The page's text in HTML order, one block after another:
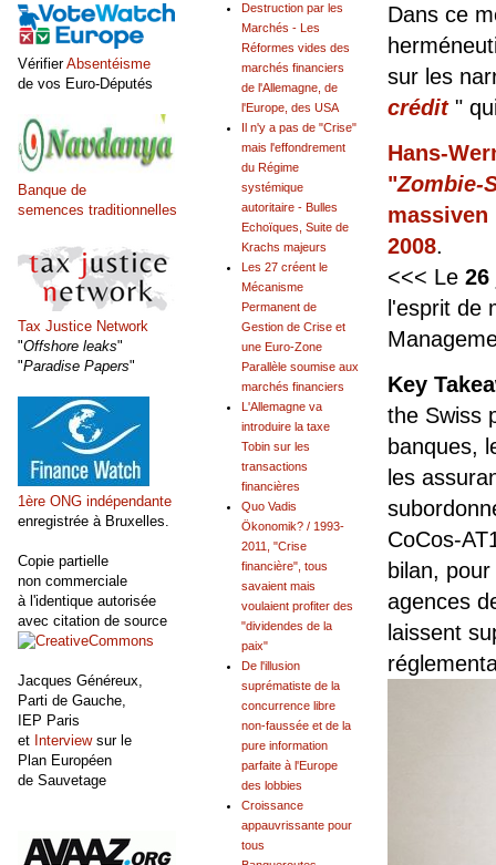
Dans ce
sur les
crédit "
Hans-
"Zombie-
2008.
<<< Le 26
l'esprit de
Key
the
banques,
les
CoCos-
bilan,
agences
laissent
Destruction par les
Marchés - Les
Réformes vides des
marchés financiers
de l'Allemagne, de
l'Europe, des USA
Il n'y a pas de "Crise"
mais l'effondrement
du Régime
systémique
autoritaire - Bulles
Echoïques, Suite de
Krachs majeurs
Les 27 créent le
Mécanisme
Permanent de
Gestion de Crise et
une Euro-Zone
Parallèle soumise aux
marchés financiers
L'Allemagne va
introduire la taxe
Tobin sur les
transactions
financières
Quo Vadis
Ökonomik? / 1993-
2011, "Crise
financière", tous
savaient mais
voulaient profiter des
"dividendes de la
paix"
De l'illusion
suprématiste de la
concurrence libre
non-faussée et de la
pure information
parfaite à l'Europe
des lobbies
Croissance
appauvrissante pour
tous
VérifierAbsentéisme
de vos Euro-Députés
Banque de
semences traditionnelles
Tax Justice Network
"Offshore leaks"
"Paradise Papers"
1ère ONG indépendante
enregistrée à Bruxelles.
Copie partielle
non commerciale
à l'identique autorisée
avec citation de source
Jacques Généreux,
Parti de Gauche,
IEP Paris
et Interviewsur le
Plan Européen
de Sauvetage